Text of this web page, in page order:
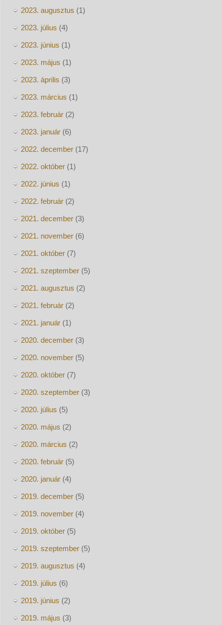
2023. augusztus (1)
2023. július (4)
2023. június (1)
2023. május (1)
2023. április (3)
2023. március (1)
2023. február(2)
2023. január(6)
2022. december(17)
2022. október(1)
2022. június (1)
2022. február(2)
2021. december(3)
2021. november(6)
2021. október(7)
2021. szeptember(5)
2021. augusztus (2)
2021. február(2)
2021. január(1)
2020. december(3)
2020. november(5)
2020. október(7)
2020. szeptember(3)
2020. július (5)
2020. május (2)
2020. március (2)
2020. február(5)
2020. január(4)
2019. december(5)
2019. november(4)
2019. október(5)
2019. szeptember(5)
2019. augusztus (4)
2019. július (6)
2019. június (2)
2019. május (3)